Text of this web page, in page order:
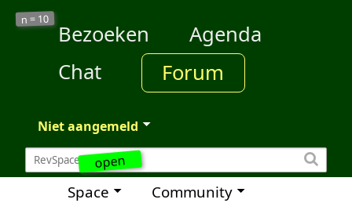
open
n = 10
Bezoeken
Agenda
Chat
Forum
Niet aangemeld
Space Community